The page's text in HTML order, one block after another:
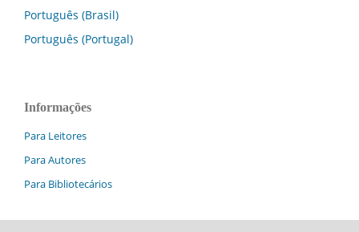
Português (Brasil)
Português (Portugal)
Informações
Para Leitores
Para Autores
Para Bibliotecários